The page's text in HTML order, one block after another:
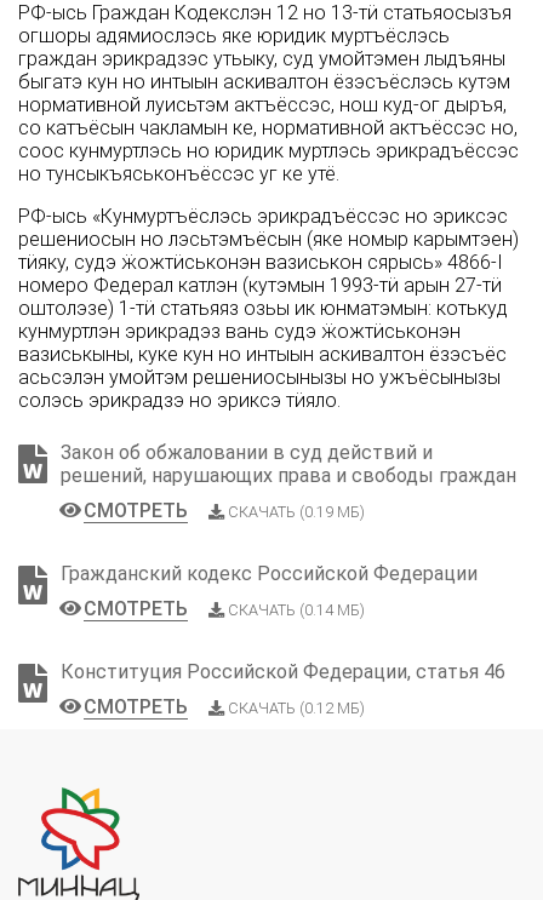
РФ-ысь Граждан Кодекслэн 12 но 13-тӥ статьяосызъя
огшоры адямиослэсь яке юридик муртъёслэсь
граждан эрикрадзэс утьыку, суд умойтэмен лыдъяны
быгатэ кун но интыын аскивалтон ёзэсъёслэсь кутэм
нормативной луисьтэм актъёссэс, нош куд-ог дыръя,
со катъёсын чакламын ке, нормативной актъёссэс но,
соос кунмуртлэсь но юридик муртлэсь эрикрадъёссэс
но тунсыкъяськонъёссэс уг ке утё.
РФ-ысь «Кунмуртъёслэсь эрикрадъёссэс но эриксэс
решениосын но лэсьтэмъёсын (яке номыр карымтэен)
тӥяку, судэ ӝожтӥськонэн вазиськон сярысь» 4866-I
номеро Федерал катлэн (кутэмын 1993-тӥ арын 27-тӥ
оштолэзе) 1-тӥ статьяяз озьы ик юнматэмын: котькуд
кунмуртлэн эрикрадэз вань судэ ӝожтӥськонэн
вазиськыны, куке кун но интыын аскивалтон ёзэсъёс
асьсэлэн умойтэм решениосынызы но ужъёсынызы
солэсь эрикрадзэ но эриксэ тӥяло.
Закон об обжаловании в суд действий и
решений, нарушающих права и свободы граждан
СМОТРЕТЬ
СКАЧАТЬ (0.19 МБ)
Гражданский кодекс Российской Федерации
СМОТРЕТЬ
СКАЧАТЬ (0.14 МБ)
Конституция Российской Федерации, статья 46
СМОТРЕТЬ
СКАЧАТЬ (0.12 МБ)